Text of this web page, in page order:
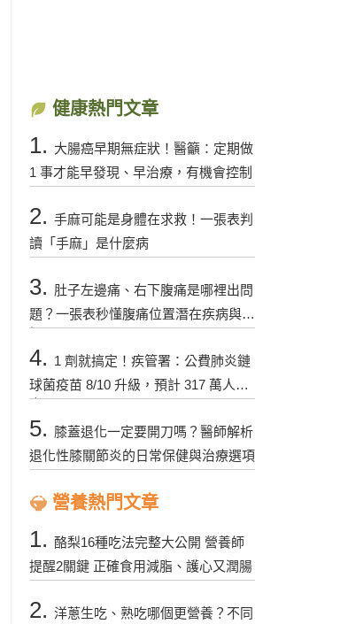
健康熱門文章
1. 大腸癌早期無症狀！醫籲：定期做
1 事才能早發現、早治療，有機會控制
2. 手麻可能是身體在求救！一張表判
讀「手麻」是什麼病
3. 肚子左邊痛、右下腹痛是哪裡出問
題？一張表秒懂腹痛位置潛在疾病與警
訊
4. 1 劑就搞定！疾管署：公費肺炎鏈
球菌疫苗 8/10 升級，預計 317 萬人受
惠
5. 膝蓋退化一定要開刀嗎？醫師解析
退化性膝關節炎的日常保健與治療選項
營養熱門文章
1. 酪梨16種吃法完整大公開 營養師
提醒2關鍵 正確食用減脂、護心又潤腸
2. 洋蔥生吃、熟吃哪個更營養？不同